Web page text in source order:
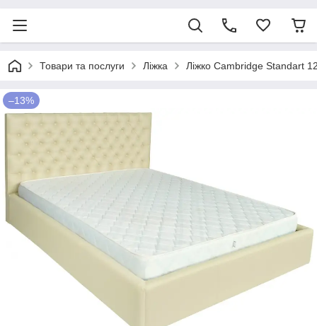
Товари та послуги Ліжка Ліжко Cambridge Standart
–13%